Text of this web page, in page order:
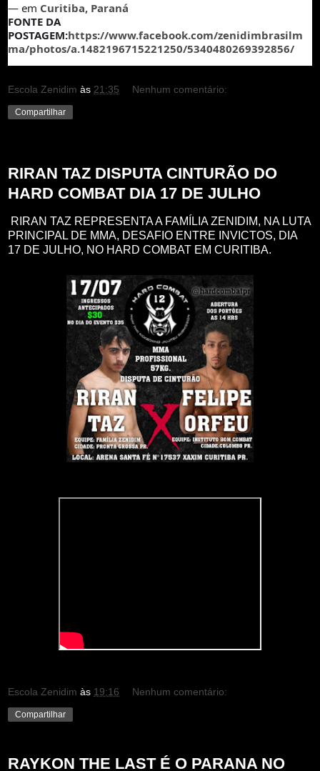
— em Curitiba, Paraná
FONTE DA
POSTAGEM:https://www.facebook.com/zenidimbrasilm
ma/photos/a.1482196715221250/5340480269392856/
Escola Zenidim às 21:35 Nenhum comentário:
Compartilhar
RIRAN TAZ DISPUTA CINTURÃO DO
HARD COMBAT DIA 17 DE JULHO
RIRAN TAZ REPRESENTA A FAMÍLIA ZENIDIM, NA LUTA
PRINCIPAL DE MMA, DESAFIO ENTRE INVICTOS, DIA
17 DE JULHO, NO HARD COMBAT EM CURITIBA.
Escola Zenidim às 19:16 Nenhum comentário:
Compartilhar
RAYKON THE LAST É O PARANA NO